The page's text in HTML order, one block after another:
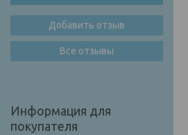
Добавить отзыв
Все отзывы
Информация для
покупателя